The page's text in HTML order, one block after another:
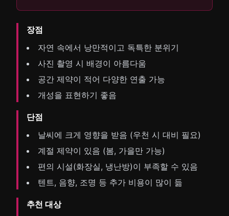
장점
자연 속에서 낭만적이고 독특한 분위기
사진 촬영 시 배경이 아름다움
공간 제약이 적어 다양한 연출 가능
개성을 표현하기 좋음
단점
날씨에 크게 영향을 받음 (우천 시 대비 필요)
계절 제약이 있음 (봄, 가을만 가능)
편의 시설(화장실, 냉난방)이 부족할 수 있음
텐트, 음향, 조명 등 추가 비용이 많이 듦
추천 대상